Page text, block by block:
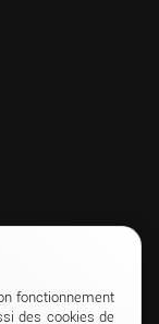
fonctionnement
des cookies de